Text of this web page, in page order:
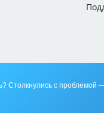
Столкнулись с проблемой